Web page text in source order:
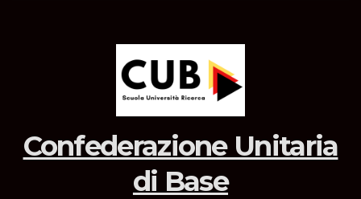
Confederazione Unitaria
di Base